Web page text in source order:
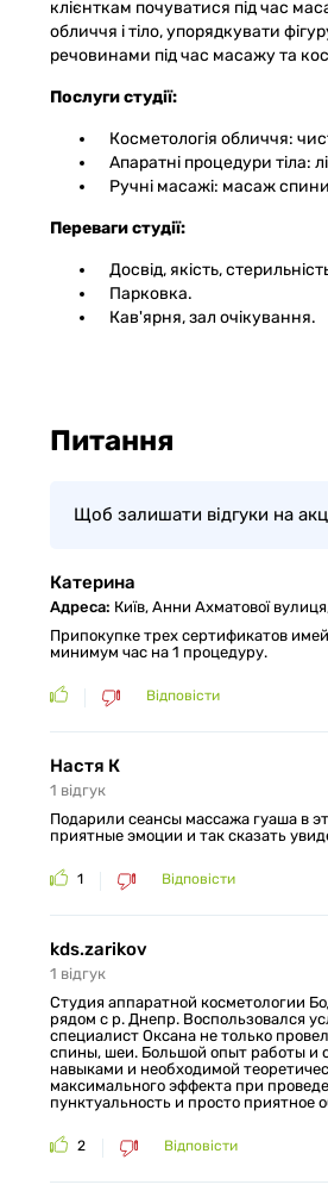
клієнткам почуватися під час
обличчя і тіло, упорядкувати
речовинами під час масажу та
Послуги студії:
Косметологія обличчя:
Апаратні процедури тіла:
Ручні масажі: масаж
Переваги студії:
Досвід, якість,
Парковка.
Кав'ярня, зал очікування.
Питання
Щоб залишати відгуки на
Катерина
Адреса: Київ, Анни Ахматової
Припокупке трех сертификатов
минимум час на 1 процедуру.
Відповісти
Настя К
1 відгук
Подарили сеансы массажа гуаша в
приятные эмоции и так сказать
1 Відповісти
kds.zarikov
1 відгук
Студия аппаратной косметологии
рядом с р. Днепр. Воспользовался
специалист Оксана не только
спины, шеи. Большой опыт работы и
навыками и необходимой
максимального эффекта при
пунктуальность и просто приятное
2 Відповісти